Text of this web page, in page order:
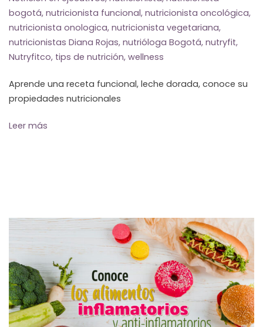
bogotá, nutricionista funcional, nutricionista oncológica,
nutricionista onologica, nutricionista vegetariana,
nutricionistas Diana Rojas, nutrióloga Bogotá, nutryfit,
Nutryfitco, tips de nutrición, wellness
Aprende una receta funcional, leche dorada, conoce su
propiedades nutricionales
Leer más